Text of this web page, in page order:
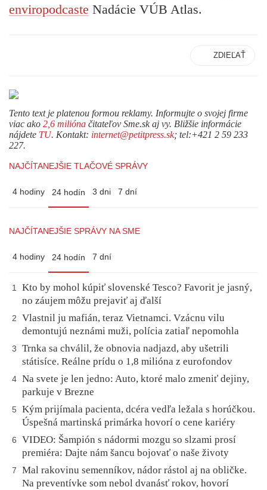
enviropodcaste Nadácie VÚB Atlas.
ZDIEĽAŤ
Tento text je platenou formou reklamy. Informujte o svojej firme
viac ako 2,6 milióna čitateľov Sme.sk aj vy. Bližšie informácie
nájdete TU. Kontakt: internet@petitpress.sk; tel:+421 2 59 233
227.
NAJČÍTANEJŠIE TLAČOVÉ SPRÁVY
4 hodiny 24 hodín 3 dni 7 dní
NAJČÍTANEJŠIE SPRÁVY NA SME
4 hodiny 24 hodín 7 dní
1
Kto by mohol kúpiť slovenské Tesco? Favorit je jasný,
no záujem môžu prejaviť aj ďalší
2
Vlastnil ju mafián, teraz Vietnamci. Vzácnu vilu
demontujú neznámi muži, polícia zatiaľ nepomohla
3
Trnka sa chválil, že obnovia nadjazd, aby ušetrili
státisíce. Reálne prídu o 1,8 milióna z eurofondov
4 Na svete je len jedno: Auto, ktoré malo zmeniť dejiny,
parkuje v Brezne
5
Kým prijímala pacienta, dcéra vedľa ležala s horúčkou.
Úspešná martinská primárka hovorí o cene kariéry
6
VIDEO: Šampión s nádormi mozgu so slzami prosí
premiéra: Dajte nám šancu bojovať o naše životy
7
Mal rakovinu semenníkov, nádor rástol aj na obličke.
Na preventívke som nebol dvanásť rokov, hovorí